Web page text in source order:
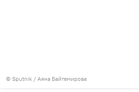
© Sputnik / Аяна Байтемирова